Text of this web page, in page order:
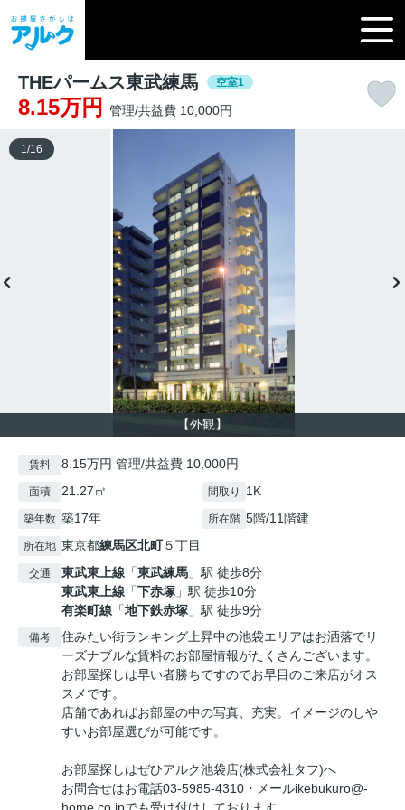
THEパームス東武練馬 空室1
8.15万円 管理/共益費 10,000円
【外観】
1 /16
賃料 8.15万円 管理/共益費 10,000円
面積 21.27㎡ 間取り 1K
築年数 築17年 所在階 5階/11階建
所在地 東京都練馬区北町５丁目
交通 東武東上線 「東武練馬 」駅 徒歩8分
東武東上線 「下赤塚 」駅 徒歩10分
有楽町線 「地下鉄赤塚 」駅 徒歩9分
備考
住みたい街ランキング上昇中の池袋エリアはお洒落でリ
ーズナブルな賃料のお部屋情報がたくさんございます。
お部屋探しは早い者勝ちですのでお早目のご来店がオス
スメです。
店舗であればお部屋の中の写真、充実。イメージのしや
すいお部屋選びが可能です。
お部屋探しはぜひアルク池袋店(株式会社タフ)へ
お問合せはお電話03-5985-4310・メールikebukuro@-